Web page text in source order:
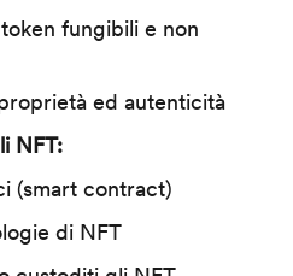
fungibili e non
ed autenticità
NFT:
(smart contract)
di NFT